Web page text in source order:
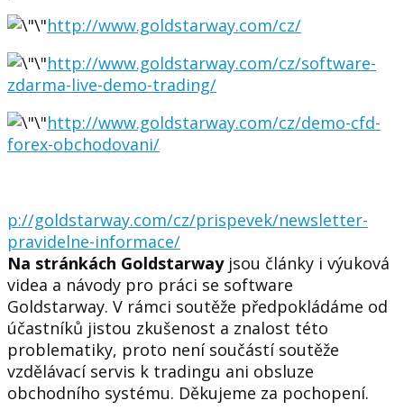
http://www.goldstarway.com/cz/
http://www.goldstarway.com/cz/software-
zdarma-live-demo-trading/
http://www.goldstarway.com/cz/demo-cfd-
forex-obchodovani/
p://goldstarway.com/cz/prispevek/newsletter-
pravidelne-informace/
Na stránkách Goldstarwayjsou články i výuková
videa a návody pro práci se software
Goldstarway. V rámci soutěže předpokládáme od
účastníků jistou zkušenost a znalost této
problematiky, proto není součástí soutěže
vzdělávací servis k tradingu ani obsluze
obchodního systému. Děkujeme za pochopení.